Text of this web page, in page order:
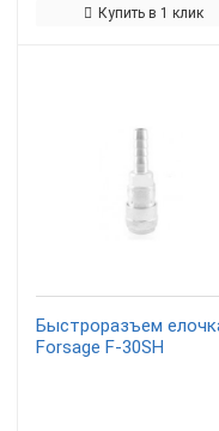
Купить в 1 клик
Быстроразъем
Forsage F-30SH